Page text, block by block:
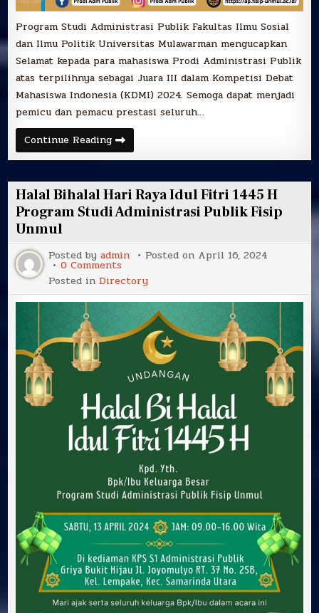
Program Studi Administrasi Publik Fakultas Ilmu Sosial
dan Ilmu Politik Universitas Mulawarman mengucapkan
Selamat kepada para mahasiswa Prodi Administrasi Publik
atas terpilihnya sebagai Juara III dalam Kompetisi Debat
Mahasiswa Indonesia (KDMI) 2024. Semoga dapat menjadi
pemicu dan pemacu prestasi seluruh…
Continue ReadingSelamat
atas
Raihan
III
dalam
Kompetisi
Debat
Mahasiswa
(KDMI)
2024
Halal Bihalal Hari Raya Idul Fitri 1445 H
Program Studi Administrasi Publik Fisip
Unmul
Posted byadmin Posted on April 16, 2024
0 Comments
Halal
Bihalal
Hari
Raya
Fitri
1445
Program
Administrasi
Publik
Fisip
Unmul
Posted inDirectory